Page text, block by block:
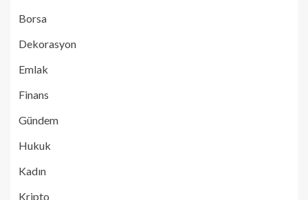
Borsa
Dekorasyon
Emlak
Finans
Gündem
Hukuk
Kadın
Kripto